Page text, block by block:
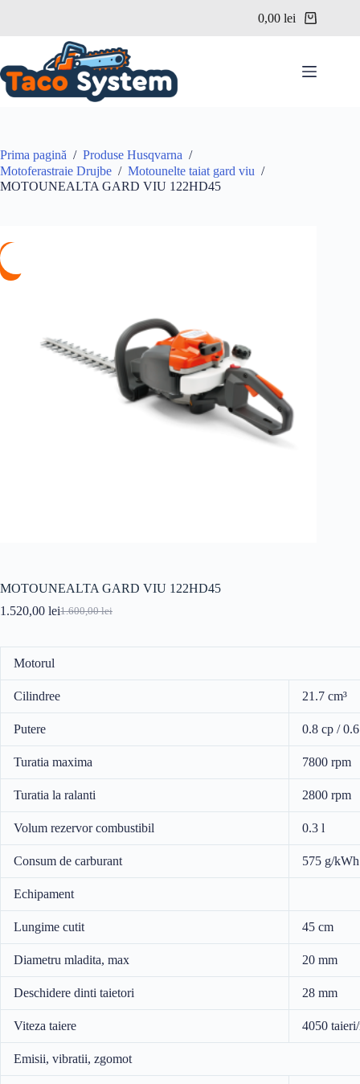
Coș
0,00lei
Prima pagină / Produse Husqvarna /
Motoferastraie Drujbe / Motounelte taiat gard viu /
MOTOUNEALTA GARD VIU 122HD45
MOTOUNEALTA GARD VIU 122HD45
1.600,00lei
Prețul
a
1.520,00 leiPrețul
este:
Motorul
Cilindree 21.7 cm³
Putere 0.8 cp /
Turatia maxima 7800 rpm
Turatia la ralanti 2800 rpm
Volum rezervor combustibil 0.3 l
Consum de carburant 575 g/kWh
Echipament
Lungime cutit 45 cm
Diametru mladita, max 20 mm
Deschidere dinti taietori 28 mm
Viteza taiere 4050
Emisii, vibratii, zgomot